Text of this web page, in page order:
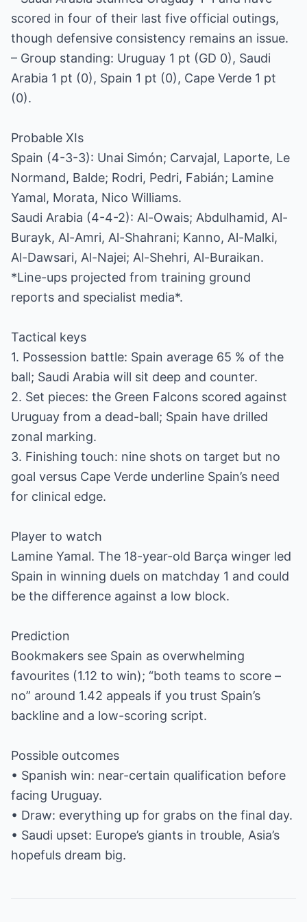
scored in four of their last five official outings,
though defensive consistency remains an issue.
– Group standing: Uruguay 1 pt (GD 0), Saudi
Arabia 1 pt (0), Spain 1 pt (0), Cape Verde 1 pt
(0).
Probable XIs
Spain (4-3-3): Unai Simón; Carvajal, Laporte, Le
Normand, Balde; Rodri, Pedri, Fabián; Lamine
Yamal, Morata, Nico Williams.
Saudi Arabia (4-4-2): Al-Owais; Abdulhamid, Al-
Burayk, Al-Amri, Al-Shahrani; Kanno, Al-Malki,
Al-Dawsari, Al-Najei; Al-Shehri, Al-Buraikan.
*Line-ups projected from training ground
reports and specialist media*.
Tactical keys
1. Possession battle: Spain average 65 % of the
ball; Saudi Arabia will sit deep and counter.
2. Set pieces: the Green Falcons scored against
Uruguay from a dead-ball; Spain have drilled
zonal marking.
3. Finishing touch: nine shots on target but no
goal versus Cape Verde underline Spain’s need
for clinical edge.
Player to watch
Lamine Yamal. The 18-year-old Barça winger led
Spain in winning duels on matchday 1 and could
be the difference against a low block.
Prediction
Bookmakers see Spain as overwhelming
favourites (1.12 to win); “both teams to score –
no” around 1.42 appeals if you trust Spain’s
backline and a low-scoring script.
Possible outcomes
• Spanish win: near-certain qualification before
facing Uruguay.
• Draw: everything up for grabs on the final day.
• Saudi upset: Europe’s giants in trouble, Asia’s
hopefuls dream big.